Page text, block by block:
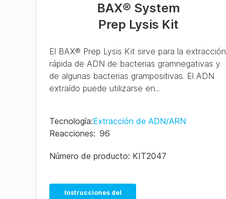
BAX® System
Prep Lysis Kit
El BAX® Prep Lysis Kit sirve para la extracción
rápida de ADN de bacterias gramnegativas y
de algunas bacterias grampositivas. El ADN
extraído puede utilizarse en...
Tecnología:Extracción de ADN/ARN
Reacciones: 96
Número de producto: KIT2047
Instrucciones del